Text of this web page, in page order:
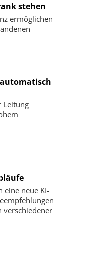
stehen
ermöglichen
Leitung
eine neue KI-
verschiedener